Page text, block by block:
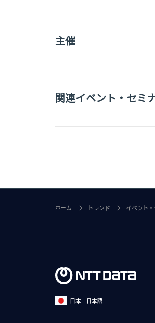
主催
関連イベント・セミ
ホーム トレンド イベント
日本 - 日本語